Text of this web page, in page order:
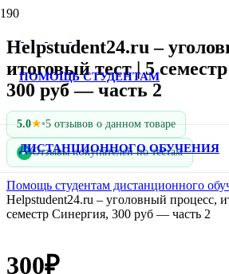
ПОМОЩЬ СТУДЕНТАМ
ДИСТАНЦИОННОГО ОБУЧЕНИЯ
Helpstudent24.ru –
итоговый тест | 5
300 руб — часть 2
5.0★•5 отзывов о данном товаре
✓ Отзывы покупателей по тестам
Помощь студентам дистанционного
Helpstudent24.ru – уголовный процесс,
семестр Синергия, 300 руб — часть 2
300₽